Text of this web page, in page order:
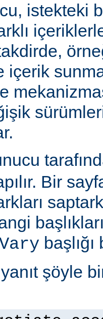
istekteki
içerik
Bir
şöyle